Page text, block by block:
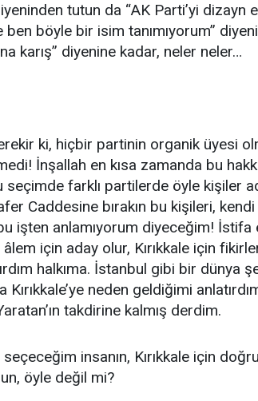
tutun da “AK Parti’yi dizayn
ben böyle bir isim tanımıyorum”
karış” diyenine kadar, neler neler…
ki, hiçbir partinin organik üyesi
İnşallah en kısa zamanda bu
farklı partilerde öyle kişiler
Caddesine bırakın bu kişileri,
işten anlamıyorum diyeceğim! İstifa
için aday olur, Kırıkkale için
halkıma. İstanbul gibi bir dünya
neden geldiğimi
takdirine kalmış derdim.
insanın, Kırıkkale için
öyle değil mi?